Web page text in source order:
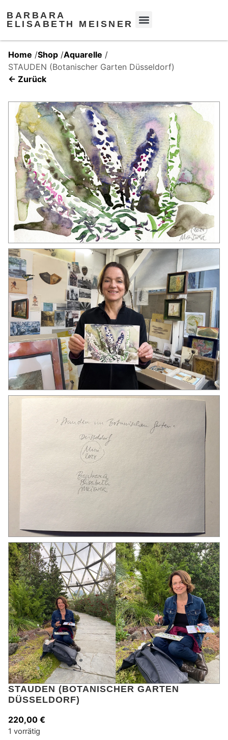
BARBARA
ELISABETH MEISNER
Home /Shop /Aquarelle /
STAUDEN (Botanischer Garten Düsseldorf)
← Zurück
STAUDEN (BOTANISCHER GARTEN
DÜSSELDORF)
220,00 €
1 vorrätig